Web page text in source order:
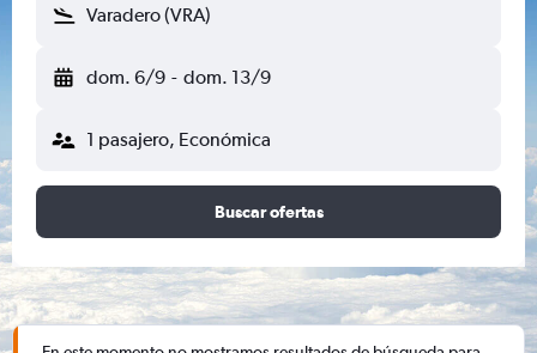
Varadero (VRA)
dom. 6/9 - dom. 13/9
1 pasajero, Económica
Buscar ofertas